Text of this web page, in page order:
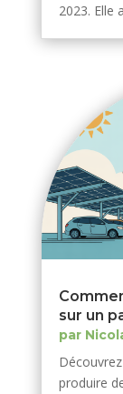
2023. Elle
sur un
par
produire